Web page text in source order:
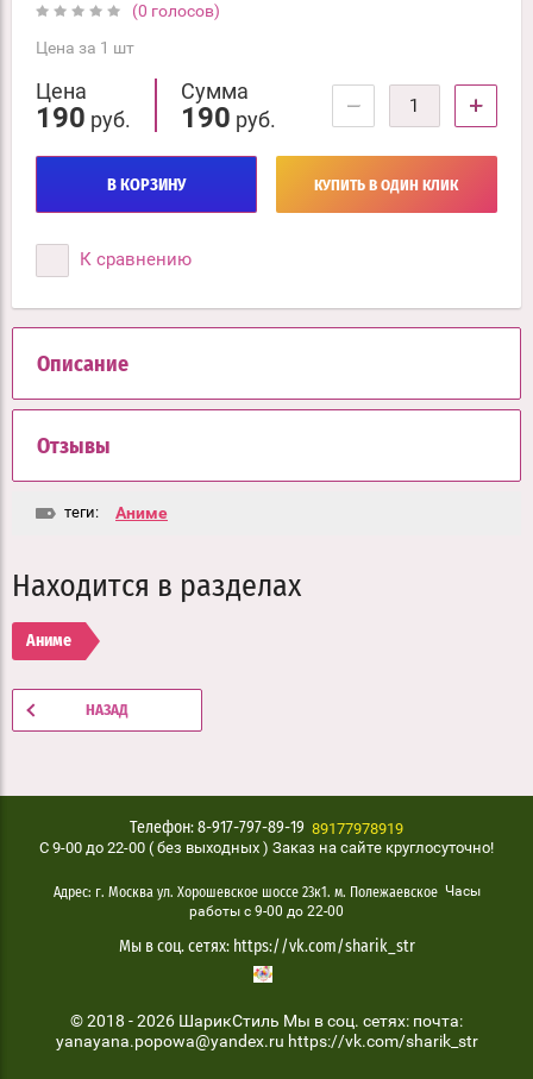
(0 голосов)
Цена за 1 шт
Цена
190 руб.
Сумма
190 руб.
− +
В КОРЗИНУ КУПИТЬ В ОДИН КЛИК
К сравнению
Описание
Отзывы
теги: Аниме
Находится в разделах
Аниме
НАЗАД
Телефон: 8-917-797-89-19 89177978919
C 9-00 до 22-00 ( без выходных ) Заказ на сайте круглосуточно!
Адрес: г. Москва ул. Хорошевское шоссе 23к1. м. Полежаевское Часы
работы с 9-00 до 22-00
Мы в соц. сетях: https://vk.com/sharik_str
© 2018 - 2026 ШарикСтиль Мы в соц. сетях: почта:
yanayana.popowa@yandex.ru https://vk.com/sharik_str